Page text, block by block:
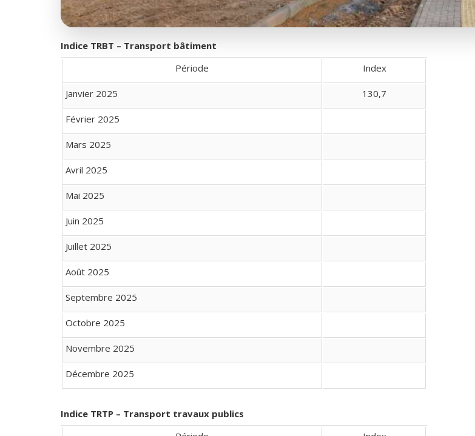
Indice TRBT – Transport bâtiment
Période
Index
Janvier 2025 130,7
Février 2025
Mars 2025
Avril 2025
Mai 2025
Juin 2025
Juillet 2025
Août 2025
Septembre 2025
Octobre 2025
Novembre 2025
Décembre 2025
Indice TRTP – Transport travaux publics